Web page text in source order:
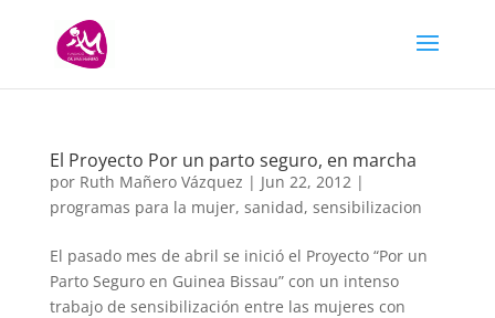
El Proyecto Por un parto seguro, en marcha
por Ruth Mañero Vázquez | Jun 22, 2012|
programas para la mujer, sanidad, sensibilizacion
El pasado mes de abril se inició el Proyecto “Por un
Parto Seguro en Guinea Bissau” con un intenso
trabajo de sensibilización entre las mujeres con